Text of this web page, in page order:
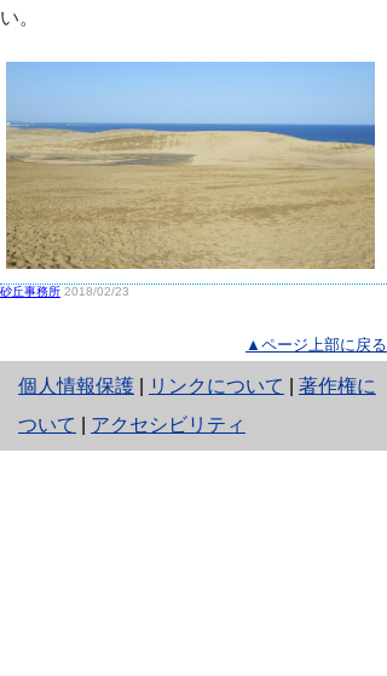
い。
砂丘事務所 2018/02/23
▲ページ上部に戻る
個人情報保護
と
り
リンクについて
著作権に
ついて
アクセシビリティ